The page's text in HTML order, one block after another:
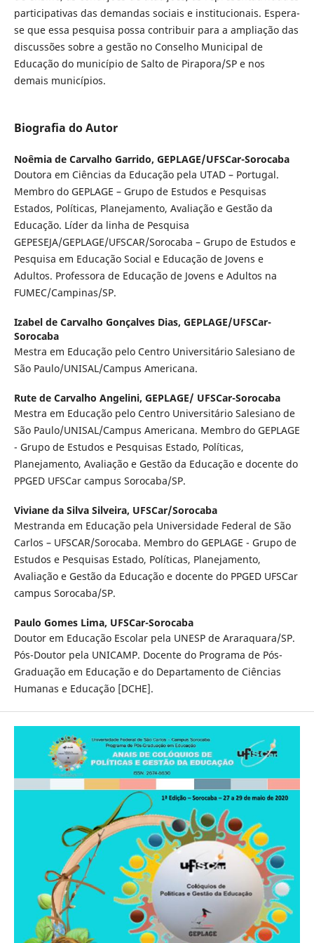
participativas das demandas sociais e institucionais. Espera-
se que essa pesquisa possa contribuir para a ampliação das
discussões sobre a gestão no Conselho Municipal de
Educação do município de Salto de Pirapora/SP e nos
demais municípios.
Biografia do Autor
Noêmia de Carvalho Garrido, GEPLAGE/UFSCar-Sorocaba
Doutora em Ciências da Educação pela UTAD – Portugal.
Membro do GEPLAGE – Grupo de Estudos e Pesquisas
Estados, Políticas, Planejamento, Avaliação e Gestão da
Educação. Líder da linha de Pesquisa
GEPESEJA/GEPLAGE/UFSCAR/Sorocaba – Grupo de Estudos e
Pesquisa em Educação Social e Educação de Jovens e
Adultos. Professora de Educação de Jovens e Adultos na
FUMEC/Campinas/SP.
Izabel de Carvalho Gonçalves Dias, GEPLAGE/UFSCar-
Sorocaba
Mestra em Educação pelo Centro Universitário Salesiano de
São Paulo/UNISAL/Campus Americana.
Rute de Carvalho Angelini, GEPLAGE/ UFSCar-Sorocaba
Mestra em Educação pelo Centro Universitário Salesiano de
São Paulo/UNISAL/Campus Americana. Membro do GEPLAGE
- Grupo de Estudos e Pesquisas Estado, Políticas,
Planejamento, Avaliação e Gestão da Educação e docente do
PPGED UFSCar campus Sorocaba/SP.
Viviane da Silva Silveira, UFSCar/Sorocaba
Mestranda em Educação pela Universidade Federal de São
Carlos – UFSCAR/Sorocaba. Membro do GEPLAGE - Grupo de
Estudos e Pesquisas Estado, Políticas, Planejamento,
Avaliação e Gestão da Educação e docente do PPGED UFSCar
campus Sorocaba/SP.
Paulo Gomes Lima, UFSCar-Sorocaba
Doutor em Educação Escolar pela UNESP de Araraquara/SP.
Pós-Doutor pela UNICAMP. Docente do Programa de Pós-
Graduação em Educação e do Departamento de Ciências
Humanas e Educação [DCHE].